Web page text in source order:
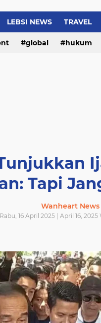
LEBSI NEWS TRAVEL
global hukum
Tapi
Wanheart News
Rabu, 16 April 2025 | April 16, 2025